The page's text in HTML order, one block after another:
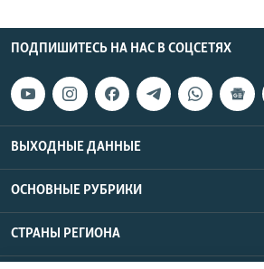
ПОДПИШИТЕСЬ НА НАС В СОЦСЕТЯХ
ВЫХОДНЫЕ ДАННЫЕ
ОСНОВНЫЕ РУБРИКИ
СТРАНЫ РЕГИОНА